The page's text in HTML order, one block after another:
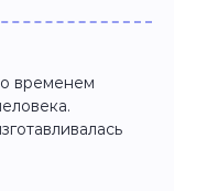
временем